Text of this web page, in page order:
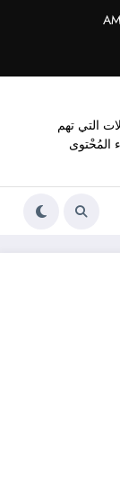
التي تهم
المُحْتوى